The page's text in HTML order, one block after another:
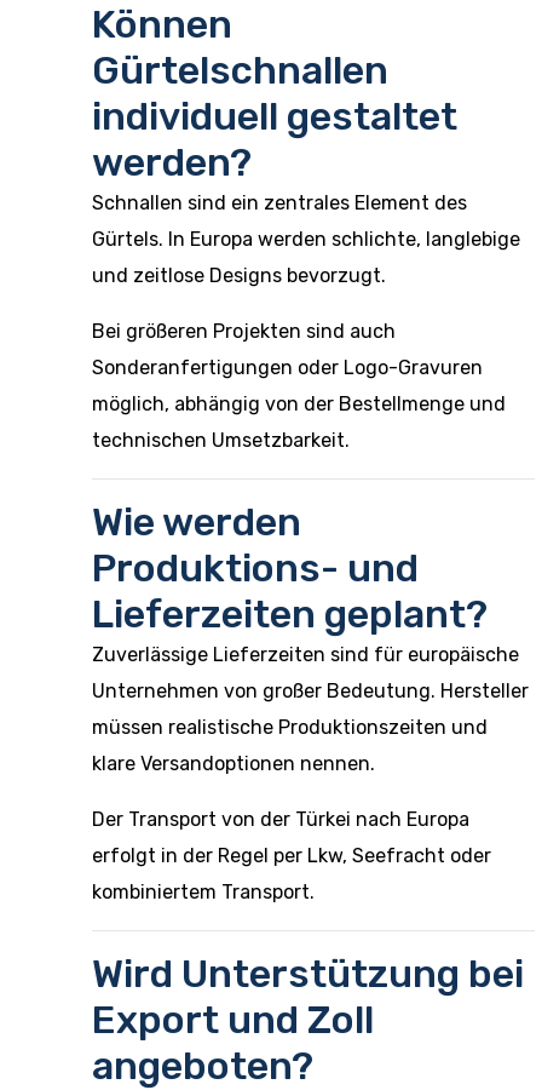
Können
Gürtelschnallen
individuell gestaltet
werden?
Schnallen sind ein zentrales Element des
Gürtels. In Europa werden schlichte, langlebige
und zeitlose Designs bevorzugt.
Bei größeren Projekten sind auch
Sonderanfertigungen oder Logo-Gravuren
möglich, abhängig von der Bestellmenge und
technischen Umsetzbarkeit.
Wie werden
Produktions- und
Lieferzeiten geplant?
Zuverlässige Lieferzeiten sind für europäische
Unternehmen von großer Bedeutung. Hersteller
müssen realistische Produktionszeiten und
klare Versandoptionen nennen.
Der Transport von der Türkei nach Europa
erfolgt in der Regel per Lkw, Seefracht oder
kombiniertem Transport.
Wird Unterstützung bei
Export und Zoll
angeboten?